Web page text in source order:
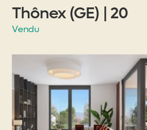
Thônex (GE) | 20
Vendu